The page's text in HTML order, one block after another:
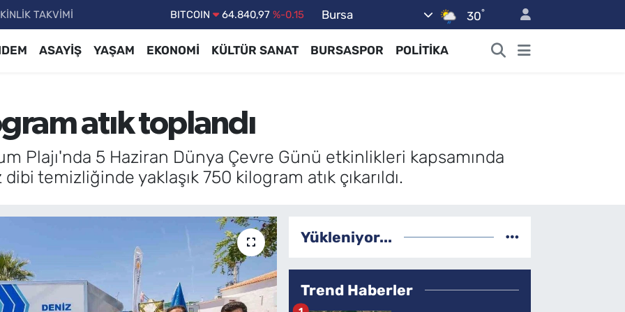
TAKVİMİ DOLAR 47,7436 %0.18
BİST100
13.779
BITCOIN
Bursa 30°
ASAYİŞ YAŞAM EKONOMİ KÜLTÜR SANAT BURSASPOR POLİTİKA
atık toplandı
Plajı'nda 5 Haziran Dünya Çevre Günü etkinlikleri kapsamında
temizliğinde yaklaşık 750 kilogram atık çıkarıldı.
Yükleniyor...
Trend Haberler